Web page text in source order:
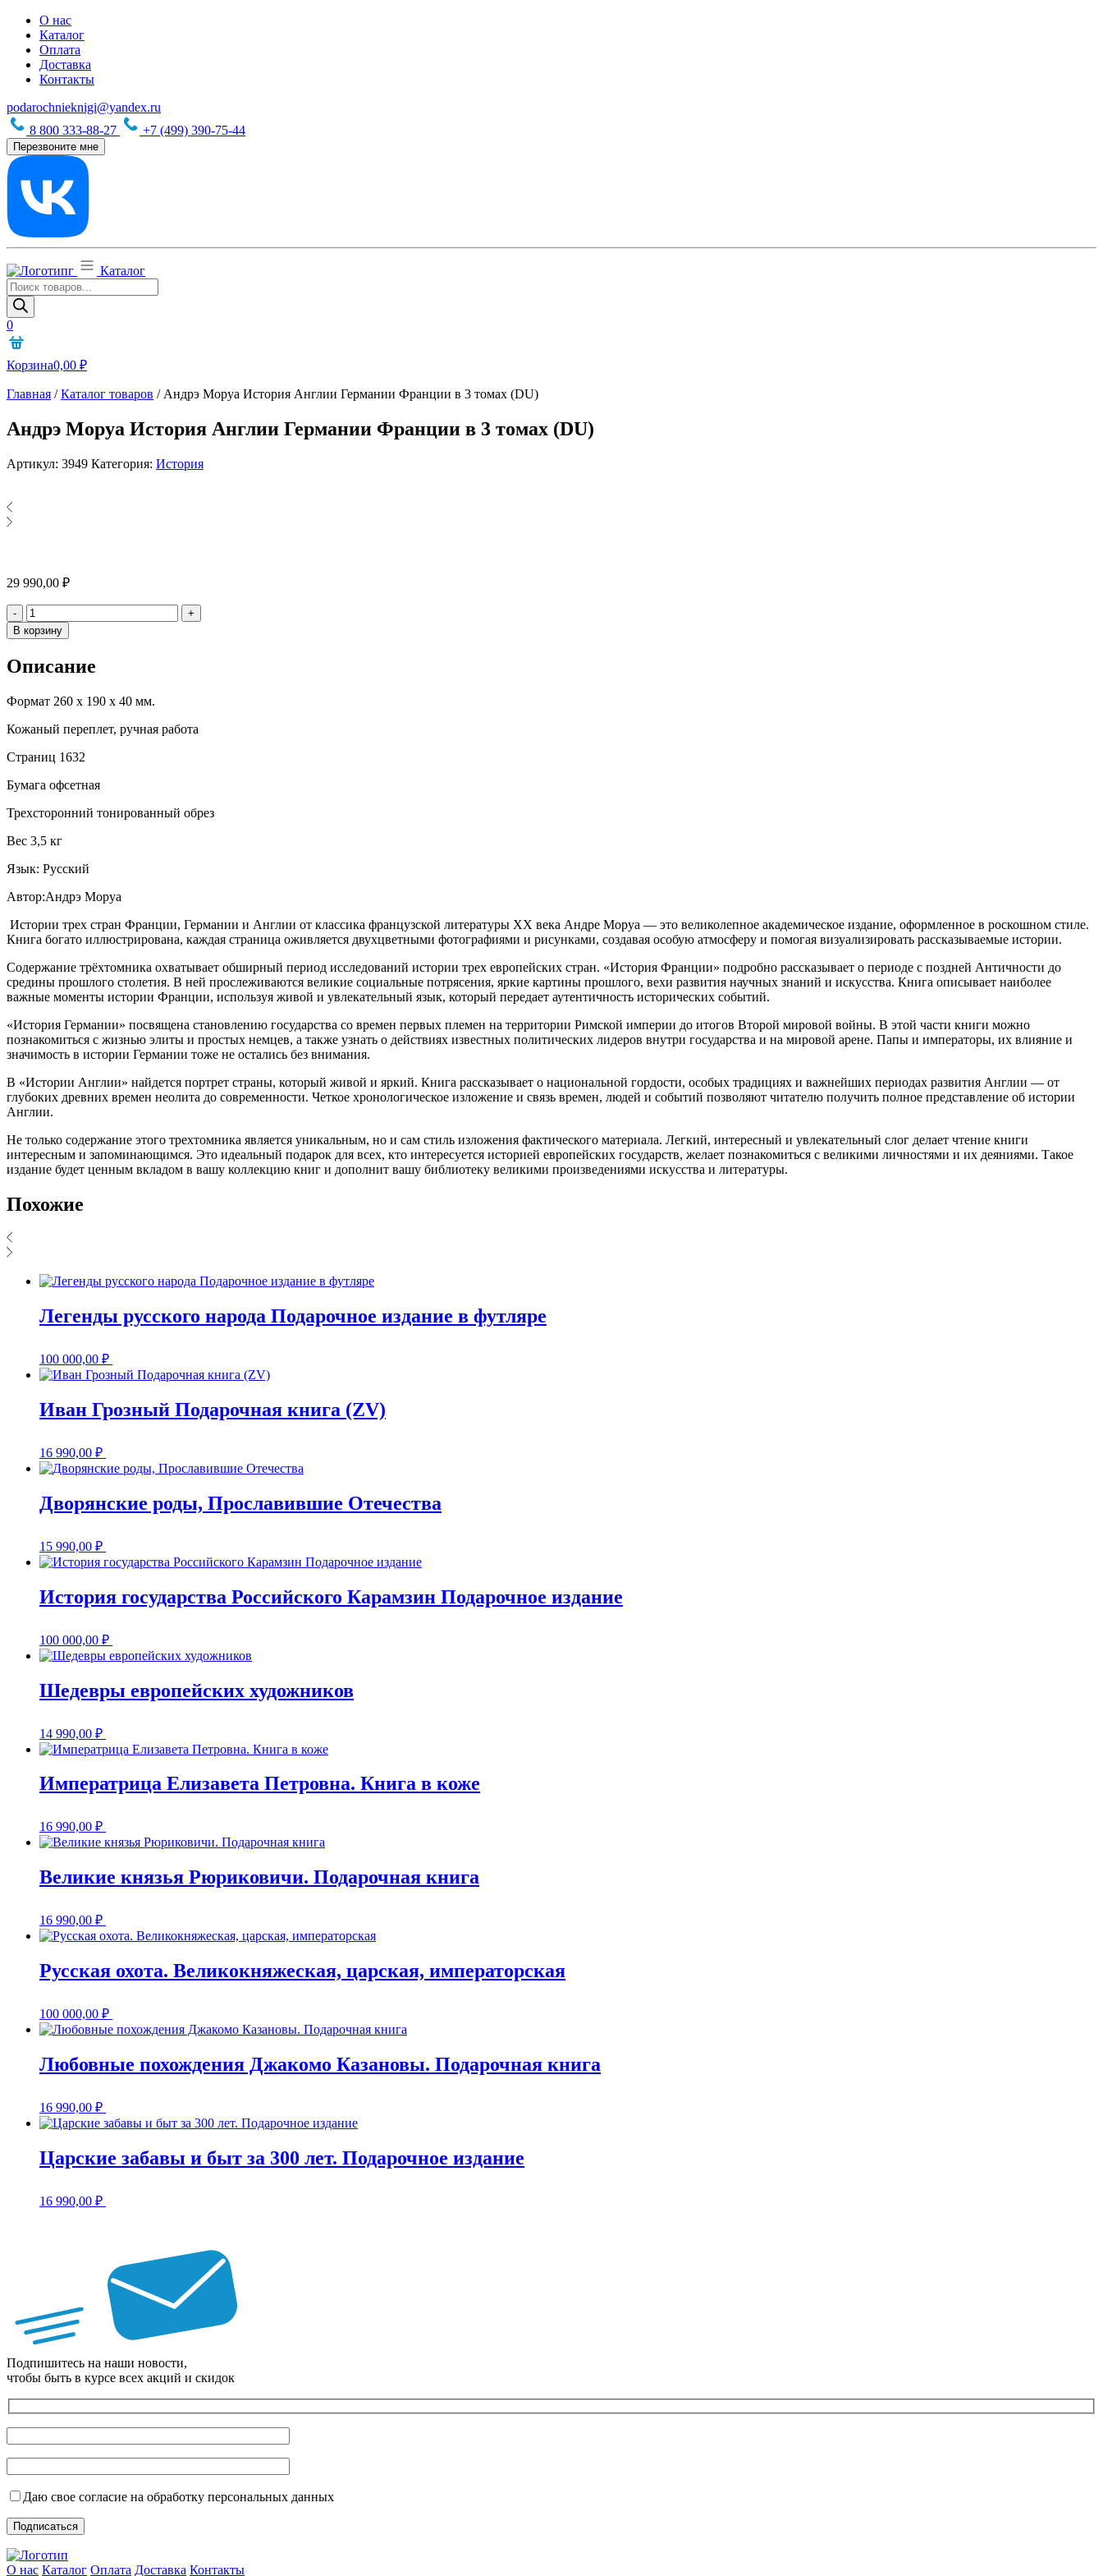
О нас
Каталог
Оплата
Доставка
Контакты
podarochnieknigi@yandex.ru
8 800 333-88-27
+7 (499) 390-75-44
Перезвоните мне
Каталог
Поиск
товаров
0
Корзина0,00 ₽
Главная /Каталог товаров / Андрэ Моруа История Англии Германии Франции в 3 томах (DU)
Андрэ Моруа История Англии Германии Франции в 3 томах (DU)
Артикул: 3949 Категория: История
29 990,00 ₽
- Количество
+
В корзину
Описание
Формат 260 х 190 х 40 мм.
Кожаный переплет, ручная работа
Страниц 1632
Бумага офсетная
Трехсторонний тонированный обрез
Вес 3,5 кг
Язык: Русский
Автор:Андрэ Моруа
Истории трех стран Франции, Германии и Англии от классика французской литературы XX века Андре Моруа — это великолепное академическое издание, оформленное в роскошном стиле.
Книга богато иллюстрирована, каждая страница оживляется двухцветными фотографиями и рисунками, создавая особую атмосферу и помогая визуализировать рассказываемые истории.
Содержание трёхтомника охватывает обширный период исследований истории трех европейских стран. «История Франции» подробно рассказывает о периоде с поздней Античности до
средины прошлого столетия. В ней прослеживаются великие социальные потрясения, яркие картины прошлого, вехи развития научных знаний и искусства. Книга описывает наиболее
важные моменты истории Франции, используя живой и увлекательный язык, который передает аутентичность исторических событий.
«История Германии» посвящена становлению государства со времен первых племен на территории Римской империи до итогов Второй мировой войны. В этой части книги можно
познакомиться с жизнью элиты и простых немцев, а также узнать о действиях известных политических лидеров внутри государства и на мировой арене. Папы и императоры, их влияние и
значимость в истории Германии тоже не остались без внимания.
В «Истории Англии» найдется портрет страны, который живой и яркий. Книга рассказывает о национальной гордости, особых традициях и важнейших периодах развития Англии — от
глубоких древних времен неолита до современности. Четкое хронологическое изложение и связь времен, людей и событий позволяют читателю получить полное представление об истории
Англии.
Не только содержание этого трехтомника является уникальным, но и сам стиль изложения фактического материала. Легкий, интересный и увлекательный слог делает чтение книги
интересным и запоминающимся. Это идеальный подарок для всех, кто интересуется историей европейских государств, желает познакомиться с великими личностями и их деяниями. Такое
издание будет ценным вкладом в вашу коллекцию книг и дополнит вашу библиотеку великими произведениями искусства и литературы.
Похожие
Легенды русского народа Подарочное издание в футляре
100 000,00 ₽
Иван Грозный Подарочная книга (ZV)
16 990,00 ₽
Дворянские роды, Прославившие Отечества
15 990,00 ₽
История государства Российского Карамзин Подарочное издание
100 000,00 ₽
Шедевры европейских художников
14 990,00 ₽
Императрица Елизавета Петровна. Книга в коже
16 990,00 ₽
Великие князья Рюриковичи. Подарочная книга
16 990,00 ₽
Русская охота. Великокняжеская, царская, императорская
100 000,00 ₽
Любовные похождения Джакомо Казановы. Подарочная книга
16 990,00 ₽
Царские забавы и быт за 300 лет. Подарочное издание
16 990,00 ₽
Подпишитесь на наши новости,
чтобы быть в курсе всех акций и скидок
Даю свое согласие на обработку персональных данных
О нас Каталог Оплата Доставка Контакты